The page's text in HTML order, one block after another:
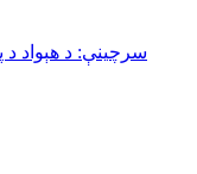
سرچینې: د هېواد د